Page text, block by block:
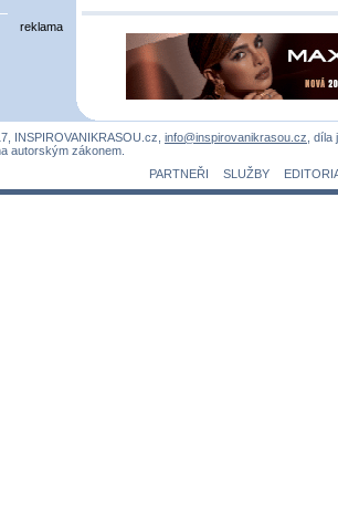
reklama
INSPIROVANIKRASOU.cz, info@inspirovanikrasou.cz, díla
autorským zákonem.
PARTNEŘI
SLUŽBY